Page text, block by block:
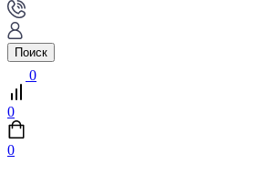
Поиск
0
0
0